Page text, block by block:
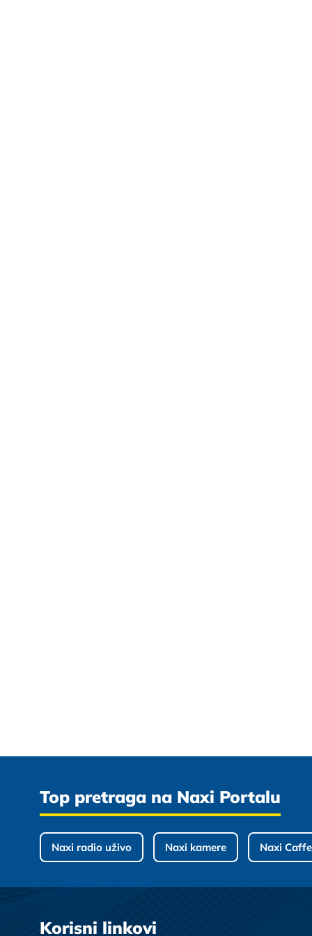
Top pretraga na Naxi Portalu
Naxi radio uživo Naxi kamere Naxi
Korisni linkovi